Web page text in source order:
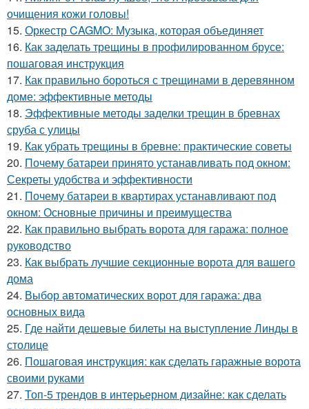
очищения кожи головы!
15. Оркестр CAGMO: Музыка, которая объединяет
16. Как заделать трещины в профилированном брусе:
пошаговая инструкция
17. Как правильно бороться с трещинами в деревянном
доме: эффективные методы
18. Эффективные методы заделки трещин в бревнах
сруба с улицы
19. Как убрать трещины в бревне: практические советы
20. Почему батареи принято устанавливать под окном:
Секреты удобства и эффективности
21. Почему батареи в квартирах устанавливают под
окном: Основные причины и преимущества
22. Как правильно выбрать ворота для гаража: полное
руководство
23. Как выбрать лучшие секционные ворота для вашего
дома
24. Выбор автоматических ворот для гаража: два
основных вида
25. Где найти дешевые билеты на выступление Линды в
столице
26. Пошаговая инструкция: как сделать гаражные ворота
своими руками
27. Топ-5 трендов в интерьерном дизайне: как сделать